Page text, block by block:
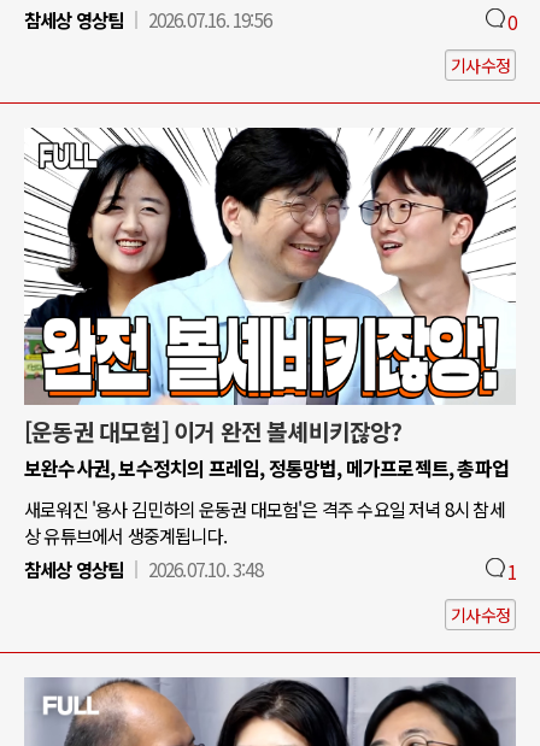
참세상 영상팀
2026.07.16. 19:56 0
기사수정
[운동권 대모험] 이거 완전 볼셰비키잖앙?
보완수사권, 보수정치의 프레임, 정통망법, 메가프로젝트, 총파업
새로워진 '용사 김민하의 운동권 대모험'은 격주 수요일 저녁 8시 참세
상 유튜브에서 생중계됩니다.
참세상 영상팀
2026.07.10. 3:48 1
기사수정